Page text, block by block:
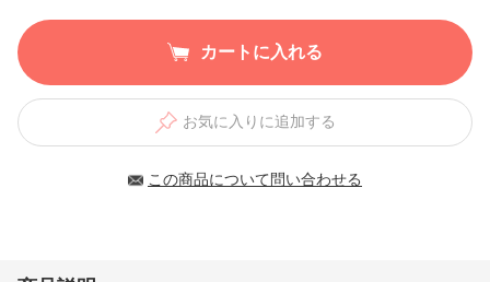
カートに入れる
お気に入りに追加する
この商品について問い合わせる